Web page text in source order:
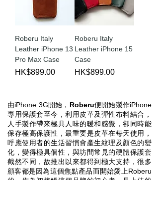
Roberu Italy
Leather iPhone 13
Pro Max Case
Price
HK$899.00
Roberu Italy
Leather iPhone 15
Case
Price
HK$899.00
由iPhone 3G開始， Roberu便開始製作iPhone
專用保護套至今，利用皮革及彈性布料結合，
人手製作帶來極具人味的暖和感覺，卻同時能
保存極高保護性，最重要是皮革在每天使用，
呼應使用者的生活習慣會產生紋理及顏色的變
化，變得極具個性，與坊間常見的硬體保護套
截然不同，故推出以來都得到極大支持，很多
顧客都是因為這個焦點產品而開始愛上Roberu
的。作為初接觸這個品牌的初心者，是上佳的